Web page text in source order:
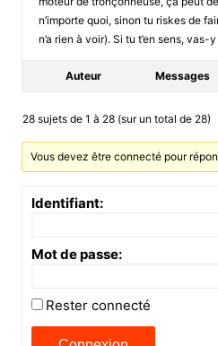
n’importe quoi, sinon tu riskes de
n’a rien à voir). Si tu t’en sens,
Auteur Messages
28 sujets de 1 à 28 (sur un total de 28)
Vous devez être connecté pour
Identifiant:
Mot de passe:
Rester connecté